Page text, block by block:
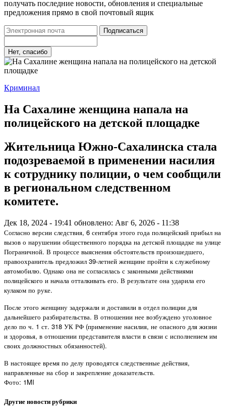
получать последние новости, обновления и специальные
предложения прямо в свой почтовый ящик
Подписаться
Нет, спасибо
Криминал
На Сахалине женщина напала на
полицейского на детской площадке
Жительница Южно-Сахалинска стала
подозреваемой в применении насилия
к сотруднику полиции, о чем сообщили
в региональном следственном
комитете.
Дек 18, 2024 - 19:41 обновлено: Авг 6, 2026 - 11:38
Согласно версии следствия, 6 сентября этого года полицейский прибыл на
вызов о нарушении общественного порядка на детской площадке на улице
Пограничной. В процессе выяснения обстоятельств произошедшего,
правоохранитель предложил 39-летней женщине пройти к служебному
автомобилю. Однако она не согласилась с законными действиями
полицейского и начала отталкивать его. В результате она ударила его
кулаком по руке.
После этого женщину задержали и доставили в отдел полиции для
дальнейшего разбирательства. В отношении нее возбуждено уголовное
дело по ч. 1 ст. 318 УК РФ (применение насилия, не опасного для жизни
и здоровья, в отношении представителя власти в связи с исполнением им
своих должностных обязанностей).
В настоящее время по делу проводятся следственные действия,
направленные на сбор и закрепление доказательств.
Фото: 1MI
Другие новости рубрики